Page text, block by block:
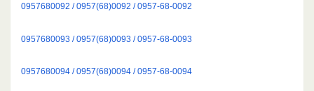
0957680092 / 0957(68)0092 / 0957-68-0092
0957680093 / 0957(68)0093 / 0957-68-0093
0957680094 / 0957(68)0094 / 0957-68-0094